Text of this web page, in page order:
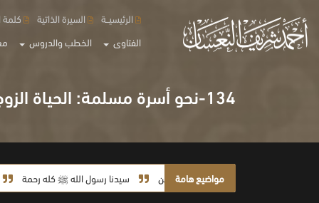
الفتاوى الخطب والدروس
الرئيسيــة السيرة الذاتية كلمة
134-نحو أسرة مسلمة: الحياة الزوجية تعاون وتآلف
مواضيع هامة سيدنا رسول الله ﷺ كله رحمة صلاة